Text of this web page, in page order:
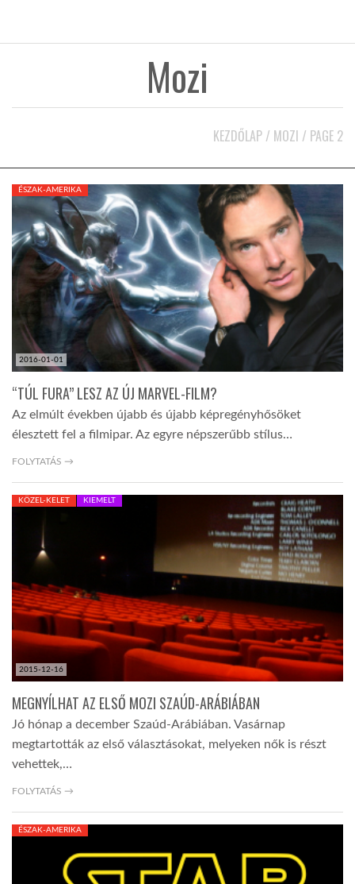
HÍR3D
TROPICALMAGAZIN
GLOBOTV
AFRIKA TUDÁSTÁR
A NAP SZÉPE
LINKTR.EE
GLOBOBOOK
Mozi
KEZDŐLAP / MOZI / PAGE 2
2016-01-01
ÉSZAK-AMERIKA
“TÚL FURA” LESZ AZ ÚJ MARVEL-FILM?
Az elmúlt években újabb és újabb képregényhősöket
élesztett fel a filmipar. Az egyre népszerűbb stílus…
FOLYTATÁS →
2015-12-16
KÖZEL-KELET KIEMELT
MEGNYÍLHAT AZ ELSŐ MOZI SZAÚD-ARÁBIÁBAN
Jó hónap a december Szaúd-Arábiában. Vasárnap
megtartották az első választásokat, melyeken nők is részt
vehettek,…
FOLYTATÁS →
ÉSZAK-AMERIKA